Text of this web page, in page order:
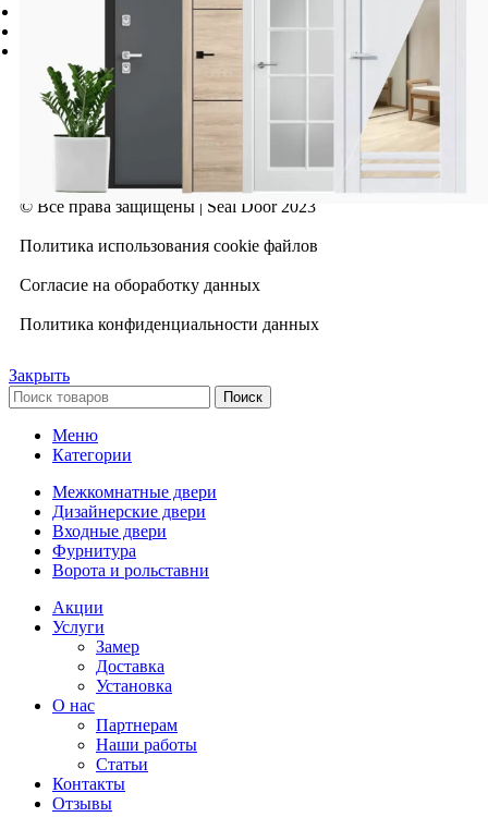
Новосибирск, ул. Ленинградская, д. 273, офис 1
8 (923) 140-20-20
seal-54@mail.ru
© Все права защищены | Seal Door 2023
Политика использования cookie файлов
Согласие на обоработку данных
Политика конфиденциальности данных
Закрыть
Поиск
Меню
Категории
Межкомнатные двери
Дизайнерские двери
Входные двери
Фурнитура
Ворота и рольставни
Акции
Услуги
Замер
Доставка
Установка
О нас
Партнерам
Наши работы
Статьи
Контакты
Отзывы